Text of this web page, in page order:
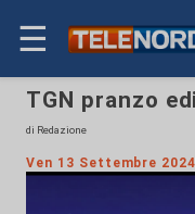
☰
TGN pranzo
di Redazione
Ven 13 Settembre 2024